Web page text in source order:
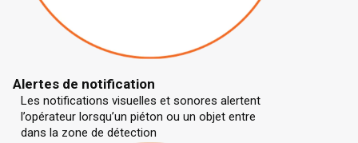
Alertes de notification
Les notifications visuelles et sonores alertent
l’opérateur lorsqu’un piéton ou un objet entre
dans la zone de détection